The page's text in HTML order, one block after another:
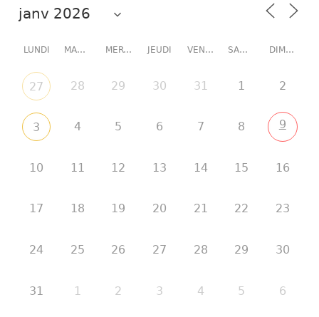
LUNDI MARDI MERCREDI JEUDI VENDREDI SAMEDI DIMANCHE
27 28 29 30 31 1 2
3 4 5 6 7 8 9
10 11 12 13 14 15 16
17 18 19 20 21 22 23
24 25 26 27 28 29 30
31 1 2 3 4 5 6